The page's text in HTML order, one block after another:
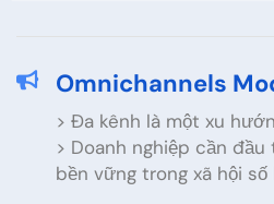
Omnichannels
> Đa kênh là một xu
> Doanh nghiệp cần
bền vững trong xã hội